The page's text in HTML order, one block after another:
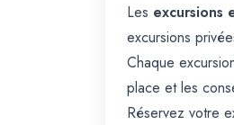
Les excursions
excursions
Chaque
place et les
Réservez votre